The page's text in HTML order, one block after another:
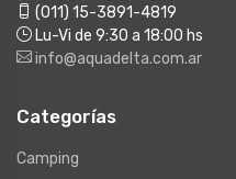
(011) 15-3891-4819
Lu-Vi de 9:30 a 18:00 hs
info@aquadelta.com.ar
Categorías
Camping